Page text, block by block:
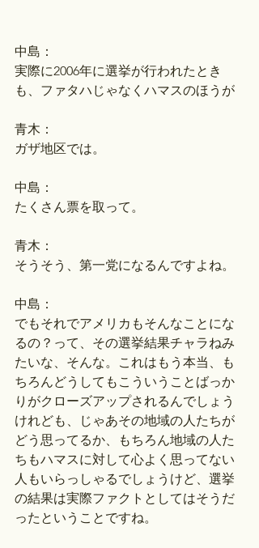
中島：
実際に2006年に選挙が行われたとき
も、ファタハじゃなくハマスのほうが
青木：
ガザ地区では。
中島：
たくさん票を取って。
青木：
そうそう、第一党になるんですよね。
中島：
でもそれでアメリカもそんなことにな
るの？って、その選挙結果チャラねみ
たいな、そんな。これはもう本当、も
ちろんどうしてもこういうことばっか
りがクローズアップされるんでしょう
けれども、じゃあその地域の人たちが
どう思ってるか、もちろん地域の人た
ちもハマスに対して心よく思ってない
人もいらっしゃるでしょうけど、選挙
の結果は実際ファクトとしてはそうだ
ったということですね。